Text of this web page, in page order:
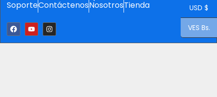
SoporteContáctenosNosotrosTienda USD $
VES Bs.